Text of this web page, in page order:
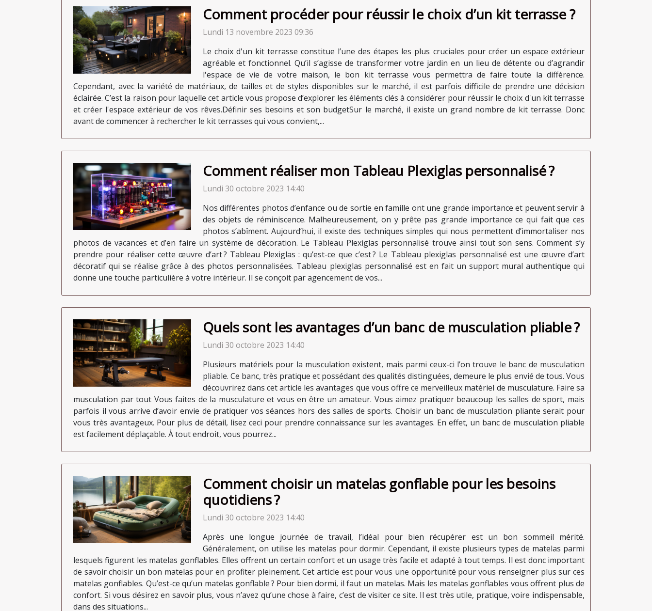
Comment procéder pour réussir le choix d’un kit terrasse ?
Lundi 13 novembre 2023 09:36
Le choix d'un kit terrasse constitue l’une des étapes les plus cruciales pour créer un espace extérieur
agréable et fonctionnel. Qu’il s’agisse de transformer votre jardin en un lieu de détente ou d’agrandir
l'espace de vie de votre maison, le bon kit terrasse vous permettra de faire toute la différence.
Cependant, avec la variété de matériaux, de tailles et de styles disponibles sur le marché, il est parfois difficile de prendre une décision
éclairée. C’est la raison pour laquelle cet article vous propose d’explorer les éléments clés à considérer pour réussir le choix d'un kit terrasse
et créer l'espace extérieur de vos rêves.Définir ses besoins et son budgetSur le marché, il existe un grand nombre de kit terrasse. Donc
avant de commencer à rechercher le kit terrasses qui vous convient,...
Comment réaliser mon Tableau Plexiglas personnalisé ?
Lundi 30 octobre 2023 14:40
Nos différentes photos d’enfance ou de sortie en famille ont une grande importance et peuvent servir à
des objets de réminiscence. Malheureusement, on y prête pas grande importance ce qui fait que ces
photos s’abîment. Aujourd’hui, il existe des techniques simples qui nous permettent d’immortaliser nos
photos de vacances et d’en faire un système de décoration. Le Tableau Plexiglas personnalisé trouve ainsi tout son sens. Comment s’y
prendre pour réaliser cette œuvre d’art ? Tableau Plexiglas : qu’est-ce que c’est ? Le Tableau plexiglas personnalisé est une œuvre d’art
décoratif qui se réalise grâce à des photos personnalisées. Tableau plexiglas personnalisé est en fait un support mural authentique qui
donne une touche particulière à votre intérieur. Il se conçoit par agencement de vos...
Quels sont les avantages d’un banc de musculation pliable ?
Lundi 30 octobre 2023 14:40
Plusieurs matériels pour la musculation existent, mais parmi ceux-ci l’on trouve le banc de musculation
pliable. Ce banc, très pratique et possédant des qualités distinguées, demeure le plus envié de tous. Vous
découvrirez dans cet article les avantages que vous offre ce merveilleux matériel de musculature. Faire sa
musculation par tout Vous faites de la musculature et vous en être un amateur. Vous aimez pratiquer beaucoup les salles de sport, mais
parfois il vous arrive d’avoir envie de pratiquer vos séances hors des salles de sports. Choisir un banc de musculation pliante serait pour
vous très avantageux. Pour plus de détail, lisez ceci pour prendre connaissance sur les avantages. En effet, un banc de musculation pliable
est facilement déplaçable. À tout endroit, vous pourrez...
Comment choisir un matelas gonflable pour les besoins
quotidiens ?
Lundi 30 octobre 2023 14:40
Après une longue journée de travail, l’idéal pour bien récupérer est un bon sommeil mérité.
Généralement, on utilise les matelas pour dormir. Cependant, il existe plusieurs types de matelas parmi
lesquels figurent les matelas gonflables. Elles offrent un certain confort et un usage très facile et adapté à tout temps. Il est donc important
de savoir choisir un bon matelas pour en profiter pleinement. Cet article est pour vous une opportunité pour vous renseigner plus sur ces
matelas gonflables. Qu’est-ce qu’un matelas gonflable ? Pour bien dormi, il faut un matelas. Mais les matelas gonflables vous offrent plus de
confort. Si vous désirez en savoir plus, vous n’avez qu’une chose à faire, c’est de visiter ce site. Il est très utile, pratique, voire indispensable,
dans des situations...